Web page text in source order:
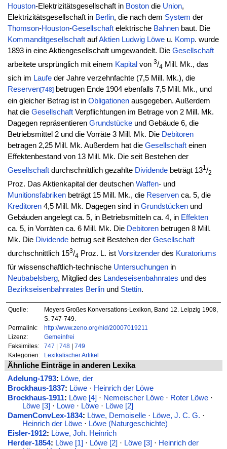
Houston-Elektrizitätsgesellschaft in Bostondie Union,
Elektrizitätsgesellschaft in Berlin, die nach dem System der
Thomson-Houston-Gesellschaftelektrische Bahnenbaut. Die
KommanditgesellschaftaufAktien Ludwig Löweu. Komp. wurde
1893 in eine Aktiengesellschaft umgewandelt. Die Gesellschaft
arbeitete ursprünglich mit einem Kapital von 3/4 Mill. Mk., das
sich im Laufeder Jahre verzehnfachte (7,5 Mill. Mk.), die
Reserven[748]betrugen Ende 1904 ebenfalls 7,5 Mill. Mk., und
ein gleicher Betrag ist in Obligationenausgegeben. Außerdem
hat die GesellschaftVerpflichtungen im Betrage von 2 Mill. Mk.
Dagegen repräsentieren Grundstückeund Gebäude 6, die
Betriebsmittel 2 und die Vorräte 3 Mill. Mk. Die Debitoren
betragen 2,25 Mill. Mk. Außerdem hat die Gesellschafteinen
Effektenbestand von 13 Mill. Mk. Die seit Bestehen der
Gesellschaftdurchschnittlich gezahlte Dividendebeträgt 131/2
Proz. Das Aktienkapital der deutschen Waffen- und
Munitionsfabrikenbeträgt 15 Mill. Mk., die Reservenca. 5, die
Kreditoren4,5 Mill. Mk. Dagegen sind in Grundstückenund
Gebäuden angelegt ca. 5, in Betriebsmitteln ca. 4, in Effekten
ca. 5, in Vorräten ca. 6 Mill. Mk. Die Debitorenbetrugen 8 Mill.
Mk. Die Dividendebetrug seit Bestehen der Gesellschaft
durchschnittlich 153/4 Proz. L. ist Vorsitzenderdes Kuratoriums
für wissenschaftlich-technische Untersuchungenin
Neubabelsberg, Mitglied des Landeseisenbahnrates und des
Bezirkseisenbahnrates Berlinund Stettin.
Quelle:
Meyers Großes Konversations-Lexikon, Band 12. Leipzig 1908,
S. 747-749.
Permalink:
http://www.zeno.org/nid/20007019211
Lizenz:
Gemeinfrei
Faksimiles:
747 748| 749
Kategorien:
Lexikalischer Artikel
Ähnliche Einträge in anderen Lexika
Adelung-1793: Löwe, der
Brockhaus-1837: Löwe· Heinrich der Löwe
Brockhaus-1911: Löwe [4] · Nemeischer Löwe· Roter Löwe·
Löwe [3] · Lowe· Löwe· Löwe [2]
DamenConvLex-1834: Löwe, Demoiselle· Löwe, J. C. G. ·
Heinrich der Löwe· Löwe (Naturgeschichte)
Eisler-1912: Löwe, Joh. Heinrich
Herder-1854: Löwe [1] · Löwe [2] · Löwe [3] · Heinrich der